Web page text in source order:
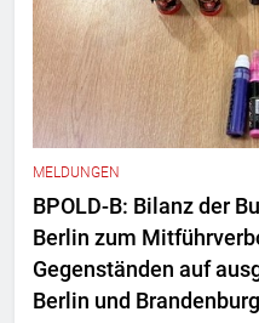
MELDUNGEN
BPOLD-B: Bilanz der
Berlin zum
Gegenständen auf
Berlin und Brandenburg